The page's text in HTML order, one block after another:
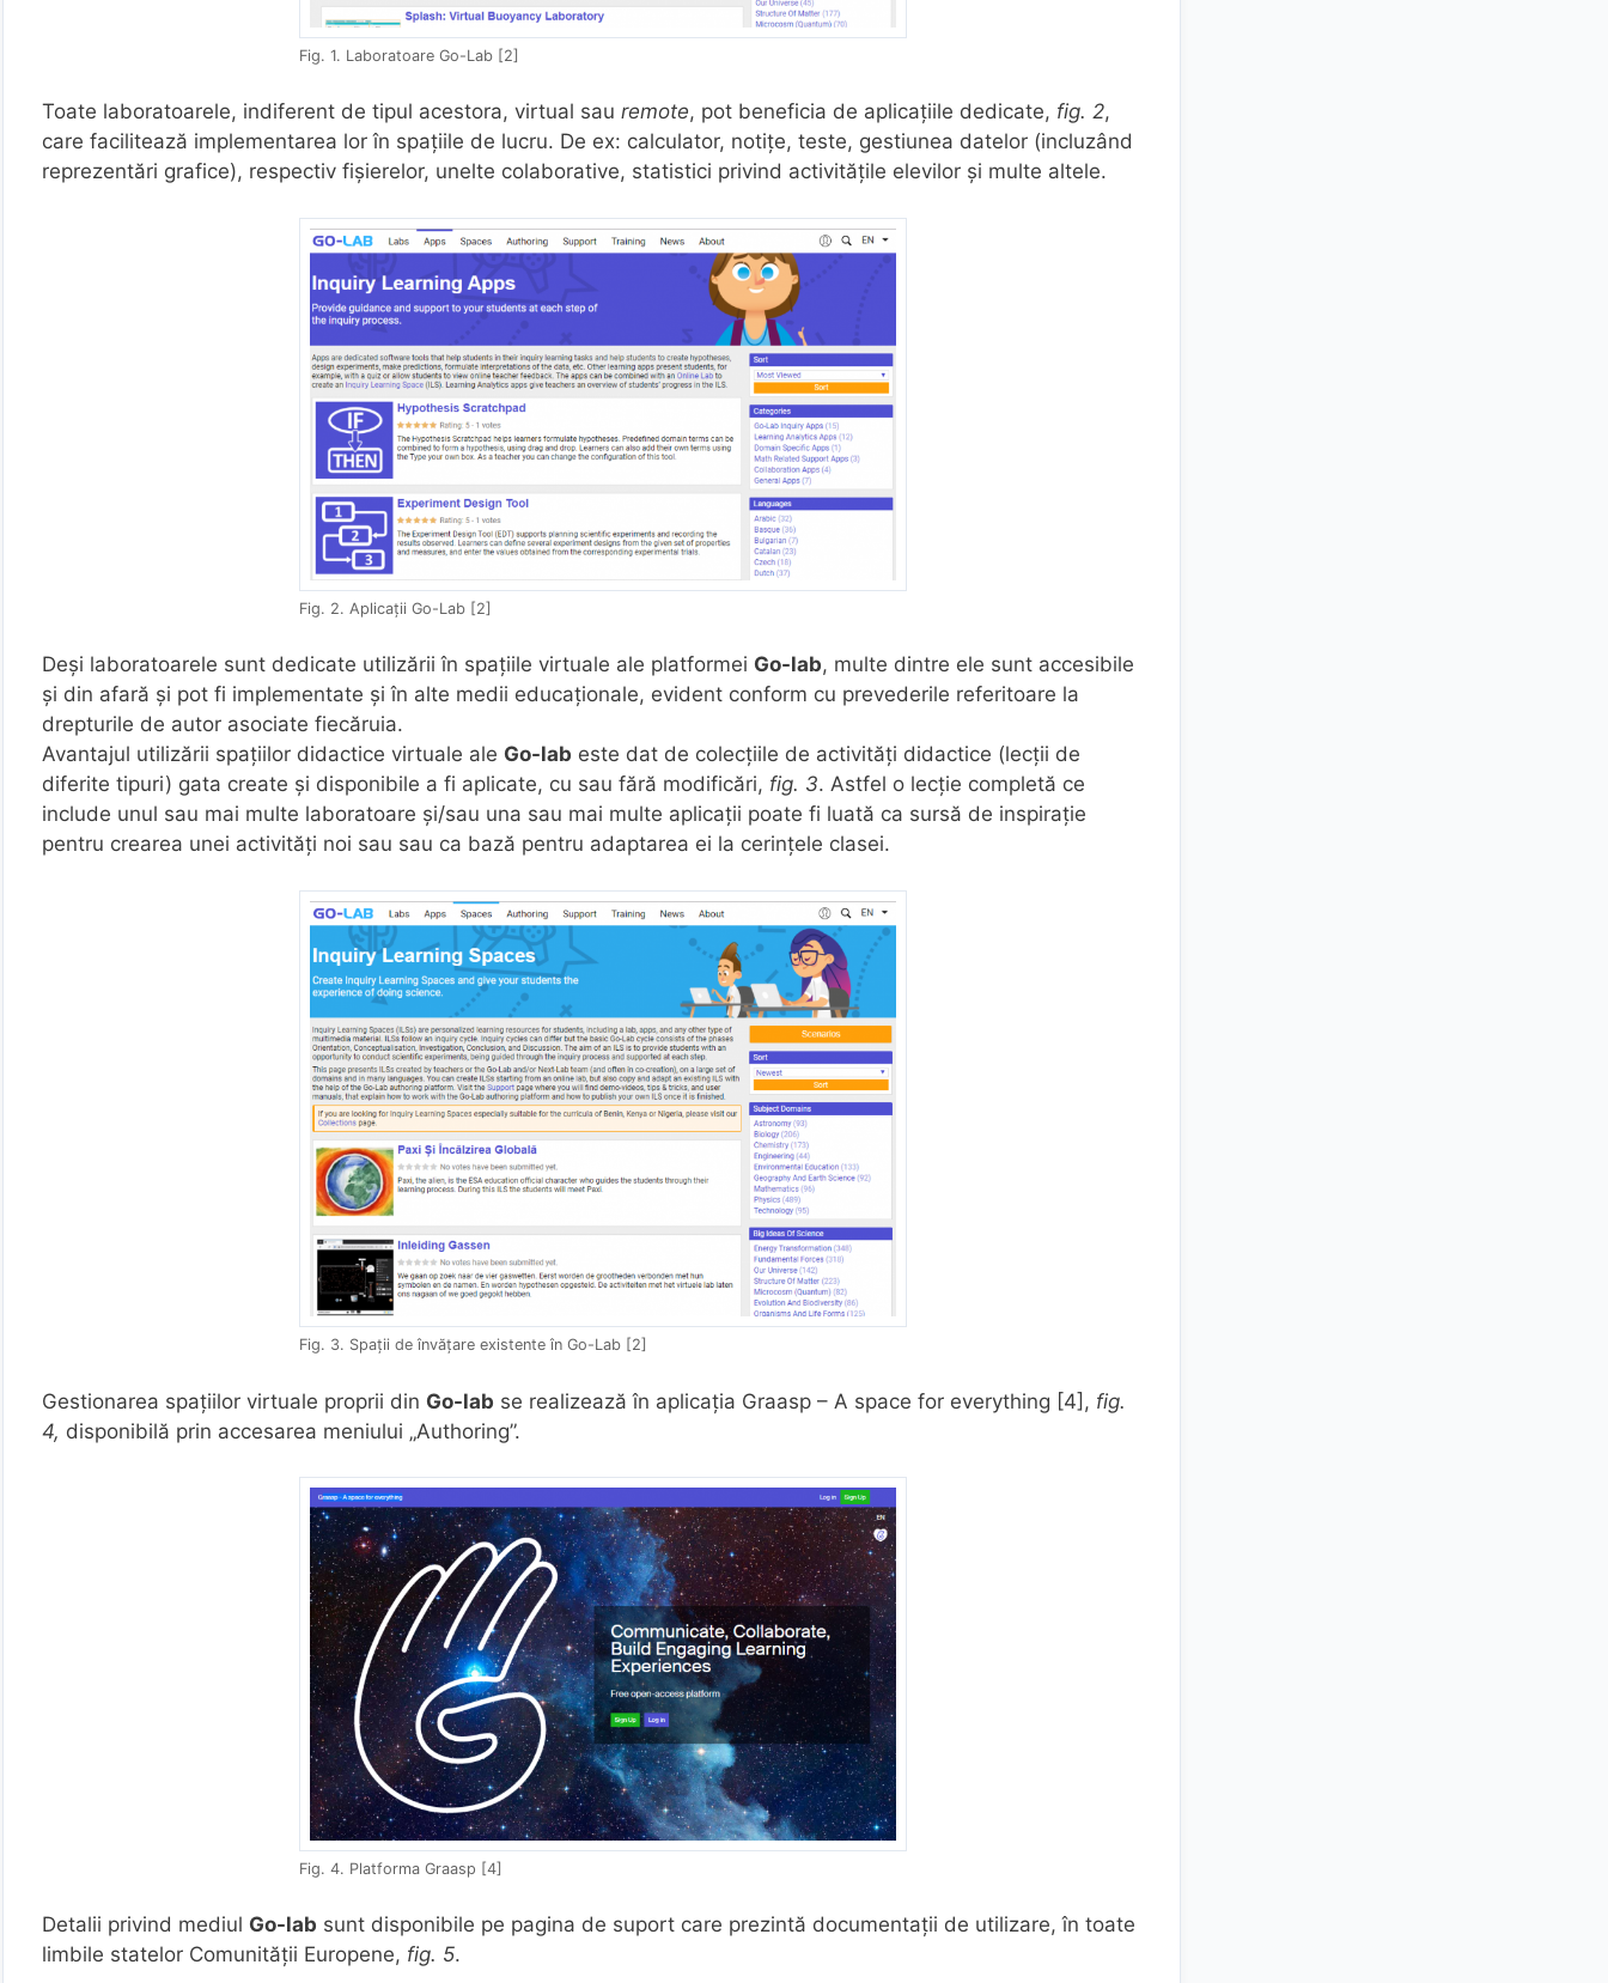
Fig. 1. Laboratoare Go-Lab [2]
Toate laboratoarele, indiferent de tipul acestora, virtual sau remote, pot beneficia de aplicațiile dedicate, fig. 2,
care facilitează implementarea lor în spațiile de lucru. De ex: calculator, notițe, teste, gestiunea datelor (incluzând
reprezentări grafice), respectiv fișierelor, unelte colaborative, statistici privind activitățile elevilor și multe altele.
Fig. 2. Aplicații Go-Lab [2]
Deși laboratoarele sunt dedicate utilizării în spațiile virtuale ale platformei Go-lab, multe dintre ele sunt accesibile
și din afară și pot fi implementate și în alte medii educaționale, evident conform cu prevederile referitoare la
drepturile de autor asociate fiecăruia.
Avantajul utilizării spațiilor didactice virtuale ale Go-lab este dat de colecțiile de activități didactice (lecții de
diferite tipuri) gata create și disponibile a fi aplicate, cu sau fără modificări, fig. 3. Astfel o lecție completă ce
include unul sau mai multe laboratoare și/sau una sau mai multe aplicații poate fi luată ca sursă de inspirație
pentru crearea unei activități noi sau sau ca bază pentru adaptarea ei la cerințele clasei.
Fig. 3. Spații de învățare existente în Go-Lab [2]
Gestionarea spațiilor virtuale proprii din Go-lab se realizează în aplicația Graasp – A space for everything [4], fig.
4, disponibilă prin accesarea meniului „Authoring”.
Fig. 4. Platforma Graasp [4]
Detalii privind mediul Go-lab sunt disponibile pe pagina de suport care prezintă documentații de utilizare, în toate
limbile statelor Comunității Europene, fig. 5.